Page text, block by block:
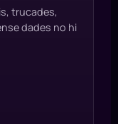
trucades,
dades no hi